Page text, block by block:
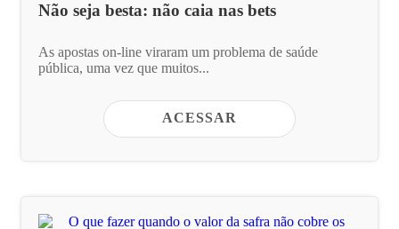
Não seja besta: não caia nas bets
As apostas on-line viraram um problema de saúde
pública, uma vez que muitos...
ACESSAR